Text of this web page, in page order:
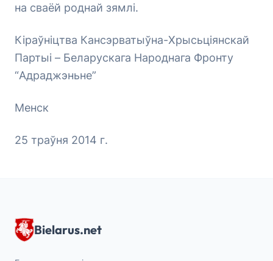
на сваёй роднай зямлі.
Кіраўніцтва Кансэрватыўна-Хрысьціянскай
Партыі – Беларускага Народнага Фронту
“Адраджэньне”
Менск
25 траўня 2014 г.
Bielarus.net